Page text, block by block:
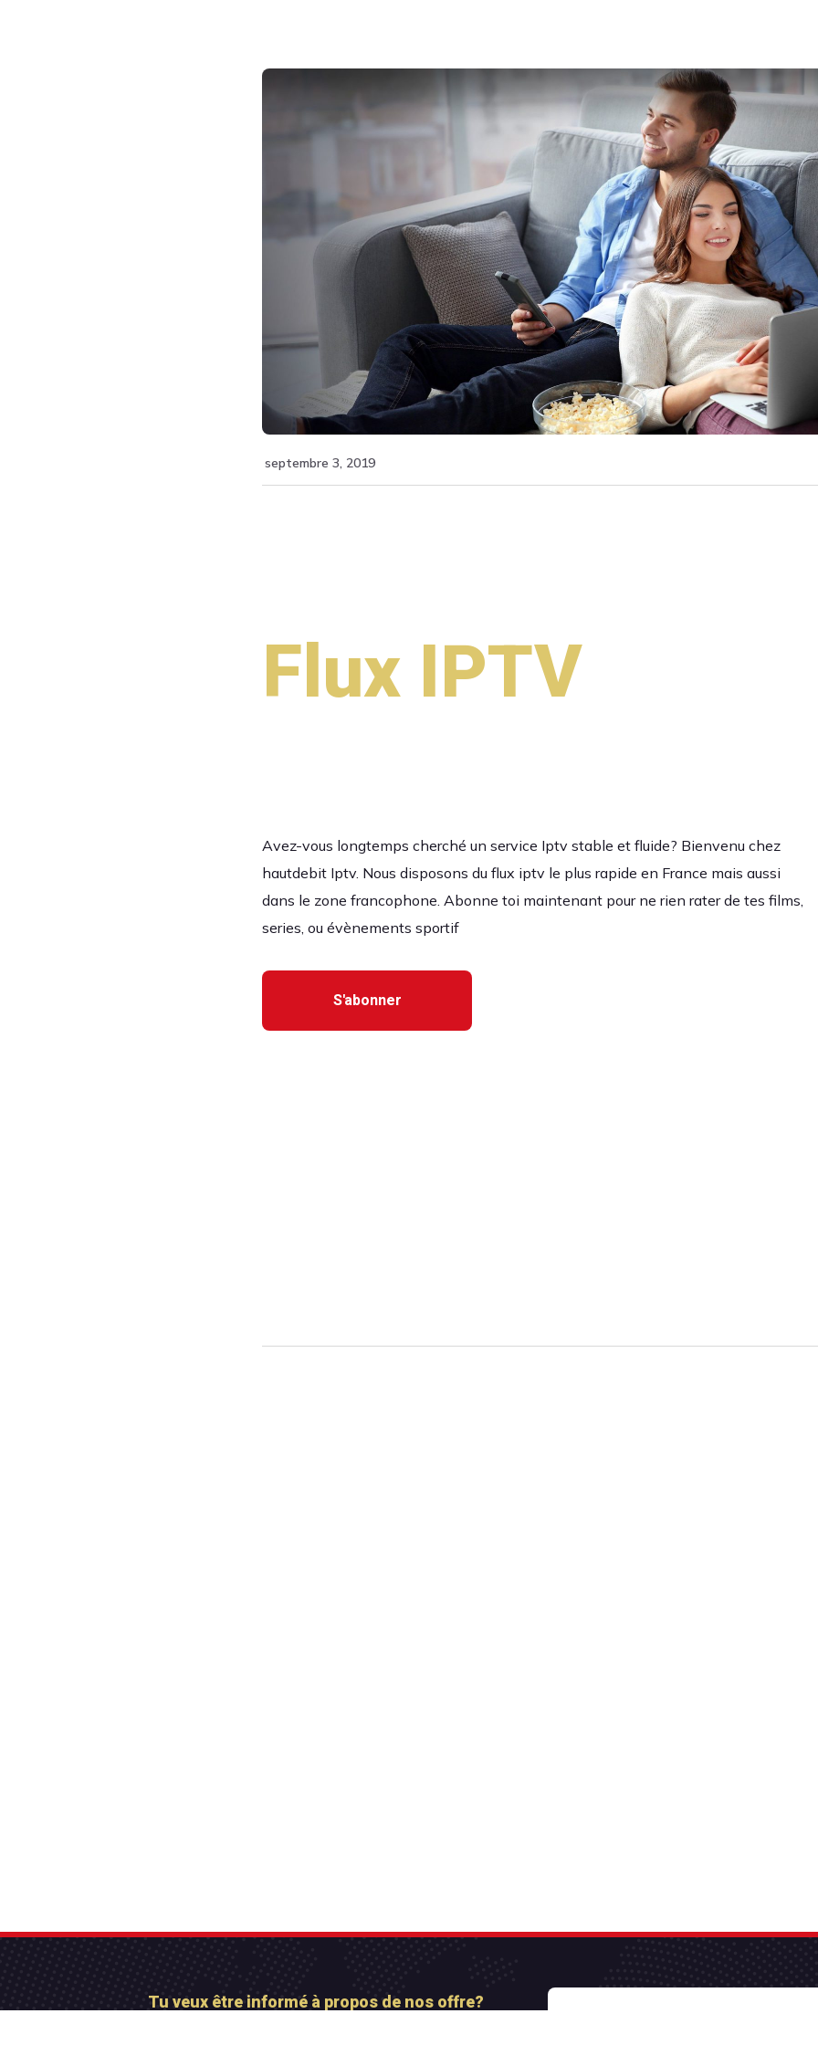
septembre 3, 2019
Flux IPTV
Avez-vous longtemps cherché un service Iptv stable et fluide? Bienvenu chez
hautdebit Iptv. Nous disposons du flux iptv le plus rapide en France mais aussi
dans le zone francophone. Abonne toi maintenant pour ne rien rater de tes films,
series, ou évènements sportif
S'abonner
Tu veux être informé à propos de nos offre?